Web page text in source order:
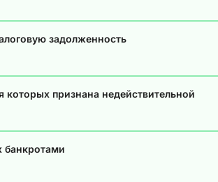
задолженность
которых признана недействительной
банкротами